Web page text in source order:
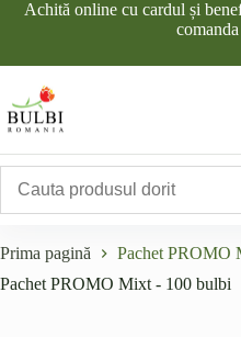
Achită online cu cardul și
comanda
Prima pagină
Pachet PROMO
Pachet PROMO Mixt - 100 bulbi